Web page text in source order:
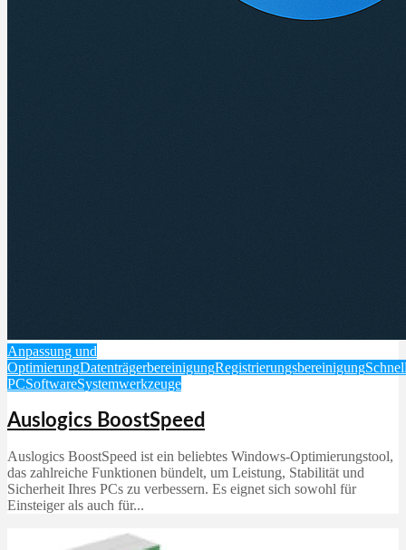
Anpassung und
OptimierungDatenträgerbereinigungRegistrierungsbereinigung
PCSoftwareSystemwerkzeuge
Auslogics BoostSpeed
Auslogics BoostSpeed ist ein beliebtes Windows-Optimierungstool,
das zahlreiche Funktionen bündelt, um Leistung, Stabilität und
Sicherheit Ihres PCs zu verbessern. Es eignet sich sowohl für
Einsteiger als auch für...